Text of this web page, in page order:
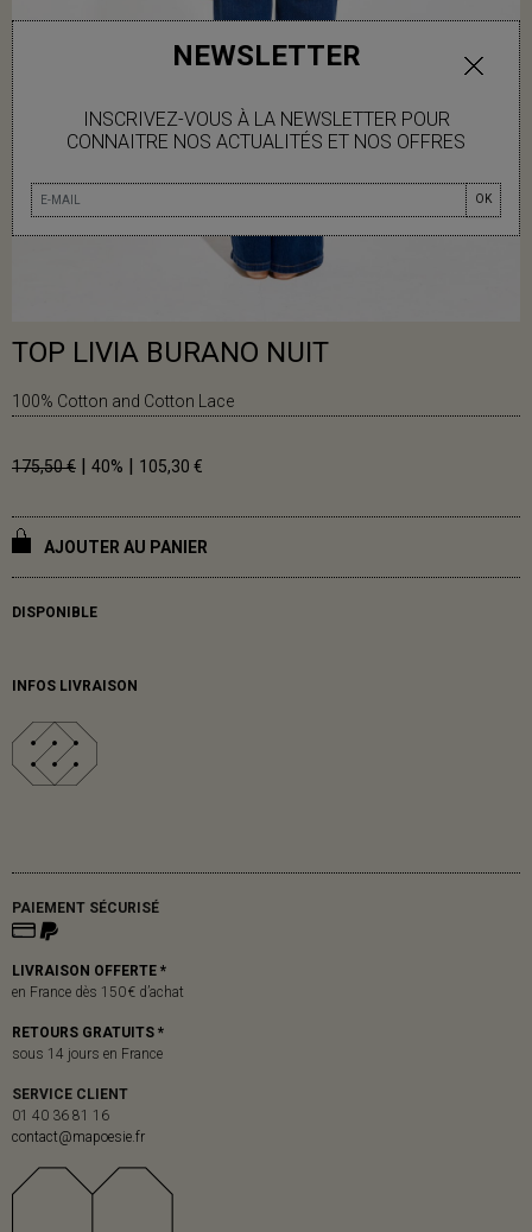
NEWSLETTER
INSCRIVEZ-VOUS À LA NEWSLETTER POUR
CONNAITRE NOS ACTUALITÉS ET NOS OFFRES
OK
TOP LIVIA BURANO NUIT
100% Cotton and Cotton Lace
175,50 € 40% 105,30 €
AJOUTER AU PANIER
DISPONIBLE
INFOS LIVRAISON
PAIEMENT SÉCURISÉ
LIVRAISON OFFERTE *
en France dès 150 € d’achat
RETOURS GRATUITS *
sous 14 jours en France
SERVICE CLIENT
01 40 36 81 16
contact@mapoesie.fr